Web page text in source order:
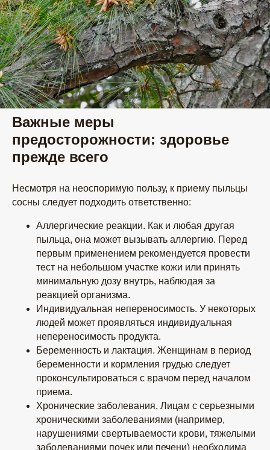
Важные меры
предосторожности: здоровье
прежде всего
Несмотря на неоспоримую пользу, к приему пыльцы
сосны следует подходить ответственно:
Аллергические реакции. Как и любая другая
пыльца, она может вызывать аллергию. Перед
первым применением рекомендуется провести
тест на небольшом участке кожи или принять
минимальную дозу внутрь, наблюдая за
реакцией организма.
Индивидуальная непереносимость. У некоторых
людей может проявляться индивидуальная
непереносимость продукта.
Беременность и лактация. Женщинам в период
беременности и кормления грудью следует
проконсультироваться с врачом перед началом
приема.
Хронические заболевания. Лицам с серьезными
хроническими заболеваниями (например,
нарушениями свертываемости крови, тяжелыми
заболеваниями почек или печени) необходима
Оплата и доставка
Сертификаты
Карта сайта
Контакты
ПО СОСТАВУ
Санхван
Лиственничный
Дождевик
Пыльца сосны
Шиитаке
Лисичка
Чага
Рейши
Метайке
Веселка
Кордицепс
Ежовик
Пользовательское
соглашение
конфиденциальности
Блог
Часто задаваемые вопросы